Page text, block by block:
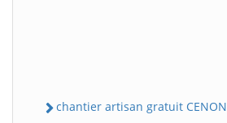
chantier artisan gratuit CENON